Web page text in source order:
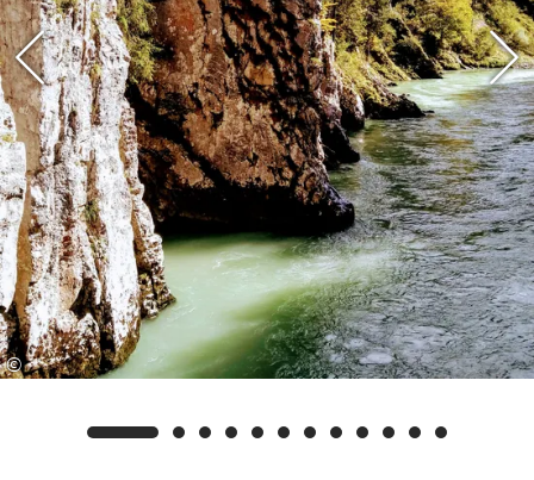
Skifahren, Rodeln oder im Garten einen riesigen
Schneemann bauen. Vielleicht haben Sie Glück
und können auf dem Chiemsee oder Wössener
See Eislaufen.
Bitte beachten Sie, dass der Eingang, die Flure
und die Treppen gemeinsam mit der
Gastgeberfamilie benutzte Bereiche sind. Die
gemütlichen Ferienzimmer mit gemeinsamen
Badezimmer befinden sich im 1. Obergeschoss,
die gemütliche Gewölbeküche mit Sitzecke
Anfrage Ihre Haustiere gegen Gebühr
©